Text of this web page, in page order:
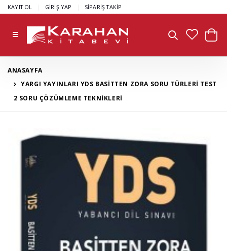
KAYIT OL GİRİŞ YAP SİPARİŞ TAKİP
ANASAYFA
YARGI YAYINLARI YDS BASİTTEN ZORA SORU TÜRLERİ TEST
2 SORU ÇÖZÜMLEME TEKNİKLERİ